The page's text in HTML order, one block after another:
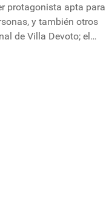
protagonista apta para
y también otros
de Villa Devoto; el…